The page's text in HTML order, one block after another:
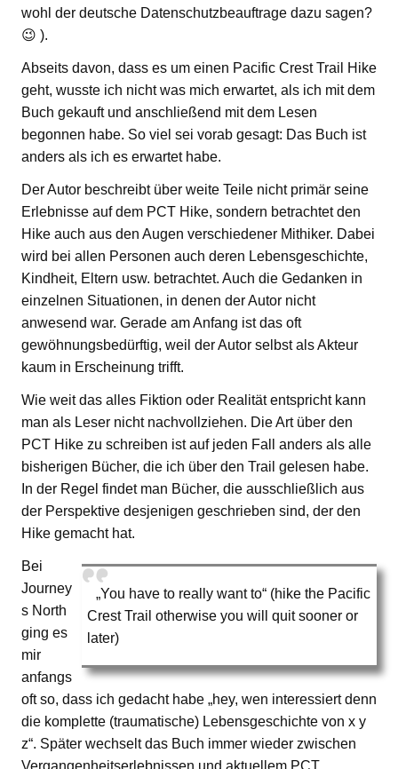
wohl der deutsche Datenschutzbeauftrage dazu sagen?
😉 ).
Abseits davon, dass es um einen Pacific Crest Trail Hike
geht, wusste ich nicht was mich erwartet, als ich mit dem
Buch gekauft und anschließend mit dem Lesen
begonnen habe. So viel sei vorab gesagt: Das Buch ist
anders als ich es erwartet habe.
Der Autor beschreibt über weite Teile nicht primär seine
Erlebnisse auf dem PCT Hike, sondern betrachtet den
Hike auch aus den Augen verschiedener Mithiker. Dabei
wird bei allen Personen auch deren Lebensgeschichte,
Kindheit, Eltern usw. betrachtet. Auch die Gedanken in
einzelnen Situationen, in denen der Autor nicht
anwesend war. Gerade am Anfang ist das oft
gewöhnungsbedürftig, weil der Autor selbst als Akteur
kaum in Erscheinung trifft.
Wie weit das alles Fiktion oder Realität entspricht kann
man als Leser nicht nachvollziehen. Die Art über den
PCT Hike zu schreiben ist auf jeden Fall anders als alle
bisherigen Bücher, die ich über den Trail gelesen habe.
In der Regel findet man Bücher, die ausschließlich aus
der Perspektive desjenigen geschrieben sind, der den
Hike gemacht hat.
„You have to really want to“ (hike the Pacific
Crest Trail otherwise you will quit sooner or
later)
Bei
Journey
s North
ging es
mir
anfangs
oft so, dass ich gedacht habe „hey, wen interessiert denn
die komplette (traumatische) Lebensgeschichte von x y
z“. Später wechselt das Buch immer wieder zwischen
Vergangenheitserlebnissen und aktuellem PCT